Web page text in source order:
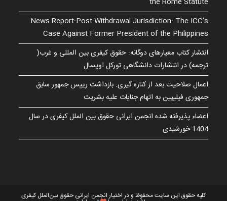
News Report:Post-Withdrawal Jurisdiction: The ICC’s
Case Against Former President of the Philippines
انتشار کتاب معیارهای دوگانه: حقوق کیفری بین المللی و غرب(
ترجمه) در انتشارات دانشگاهی تورکل اوپسال
اعمال صلاحیت بعد از کناره گیری: بازداشت رییس جمهور سابق
جمهوری فیلیپین به اتهام جنایات علیه بشریت
اعضاء پذیرفته شده انجمن ایرانی حقوق بین الملل کیفری در سال
1404 خورشیدی
کلیه حقوق این سایت محفوظ و در اختیار انجمن ایرانی حقوق بین‌الملل کیفری